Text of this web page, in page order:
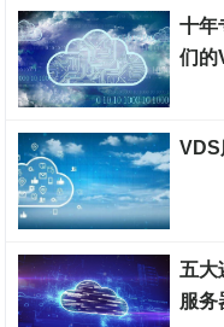
十年
们的
VDS
五大
服务